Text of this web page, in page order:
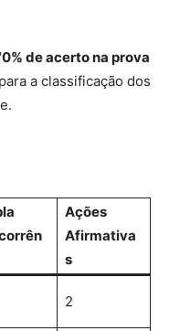
de acerto na prova
a classificação dos
Ações
Afirmativa
s
2